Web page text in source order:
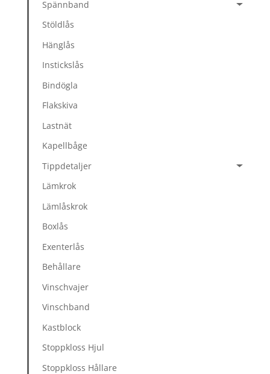
Spännband
Stöldlås
Hänglås
Instickslås
Bindögla
Flakskiva
Lastnät
Kapellbåge
Tippdetaljer
Lämkrok
Lämlåskrok
Boxlås
Exenterlås
Behållare
Vinschvajer
Vinschband
Kastblock
Stoppkloss Hjul
Stoppkloss Hållare